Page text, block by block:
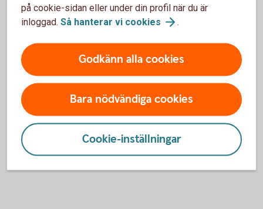
godkänna cookies för Funktioner, prestanda
och statistik.
Inställningar för cookies
på cookie-sidan eller under din profil när du är
inloggad. Så hanterar vi cookies .
Godkänn alla cookies
Bara nödvändiga cookies
Cookie-inställningar